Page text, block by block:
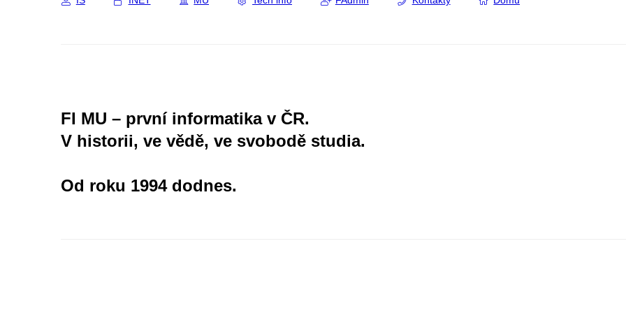
FI MU – první informatika v ČR.
V historii, ve vědě, ve svobodě studia.
Od roku 1994 dodnes.